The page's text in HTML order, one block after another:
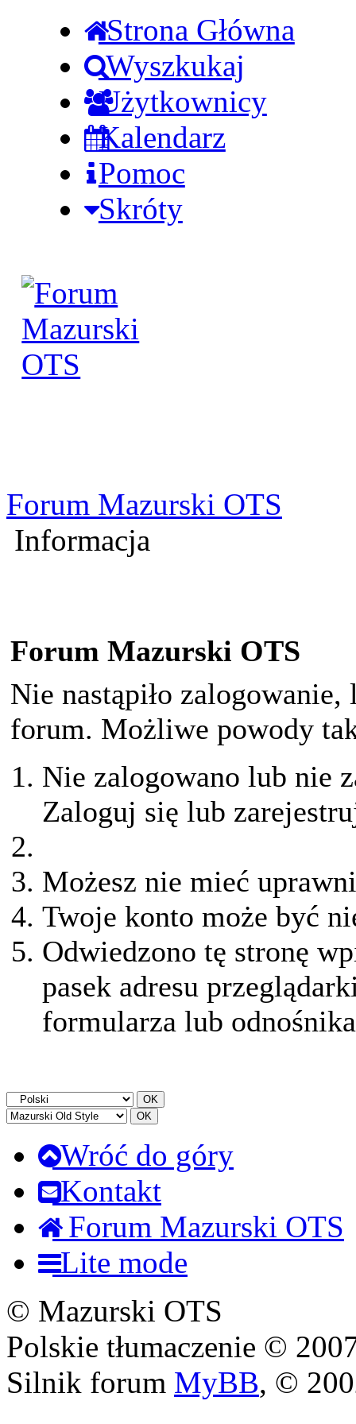
Strona Główna
Wyszkukaj
Użytkownicy
Kalendarz
Pomoc
Skróty
Forum Mazurski OTS
Informacja
Forum Mazurski OTS
Nie nastąpiło
forum. Możliwe powody
Nie zalogowano lub nie
Zaloguj się lub
Możesz nie mieć
Twoje konto może być
Odwiedzono tę stronę
pasek adresu
formularza lub
Wróć do góry
Kontakt
Forum Mazurski OTS
Lite mode
© Mazurski OTS
Polskie tłumaczenie ©
Silnik forum MyBB, ©